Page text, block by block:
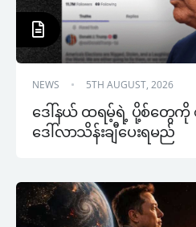
NEWS 5TH AUGUST, 2026
ဒေါ်နယ် ထရမ့်ရဲ့ ပို့စ်တွေကို
ဒေါ်လာသိန်းချီပေးရမည်